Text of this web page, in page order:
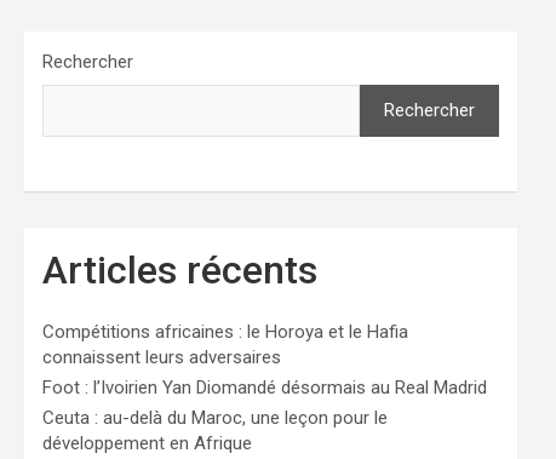
Rechercher
Rechercher
Articles récents
Compétitions africaines : le Horoya et le Hafia
connaissent leurs adversaires
Foot : l’Ivoirien Yan Diomandé désormais au Real Madrid
Ceuta : au-delà du Maroc, une leçon pour le
développement en Afrique